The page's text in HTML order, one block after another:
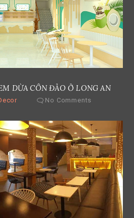
DỪA CÔN ĐẢO Ở LONG AN
No Comments